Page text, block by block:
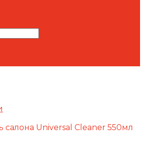
салона Universal Cleaner 550мл